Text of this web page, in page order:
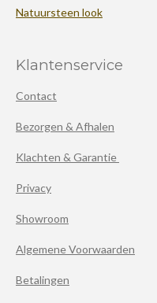
Natuursteen look
Klantenservice
Contact
Bezorgen & Afhalen
Klachten & Garantie
Privacy
Showroom
Algemene Voorwaarden
Betalingen